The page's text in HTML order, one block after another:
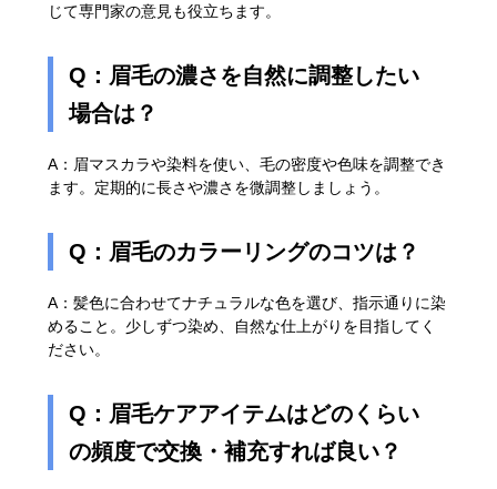
じて専門家の意見も役立ちます。
Q：眉毛の濃さを自然に調整したい
場合は？
A：眉マスカラや染料を使い、毛の密度や色味を調整でき
ます。定期的に長さや濃さを微調整しましょう。
Q：眉毛のカラーリングのコツは？
A：髪色に合わせてナチュラルな色を選び、指示通りに染
めること。少しずつ染め、自然な仕上がりを目指してく
ださい。
Q：眉毛ケアアイテムはどのくらい
の頻度で交換・補充すれば良い？